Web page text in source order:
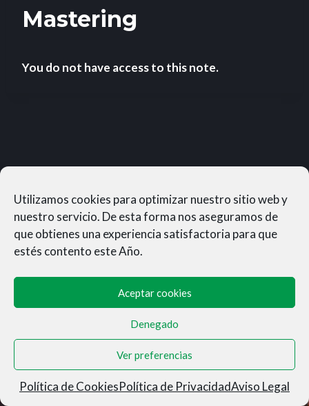
Utilizamos cookies para optimizar nuestro sitio web y
nuestro servicio. De esta forma nos aseguramos de
que obtienes una experiencia satisfactoria para que
estés contento este Año.
Aceptar cookies
Denegado
Ver preferencias
Política de CookiesPolítica de PrivacidadAviso Legal
Mastering
You do not have access to this note.
MUNERASONG®- © 2026
Aviso Legal|Privacidad|Condiciones de Venta|
Cookies